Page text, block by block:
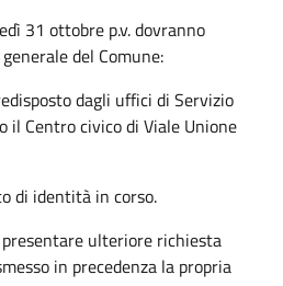
31 ottobre p.v. dovranno
del Comune:
dagli uffici di Servizio
il Centro civico di Viale Unione
di identità in corso.
ulteriore richiesta
in precedenza la propria